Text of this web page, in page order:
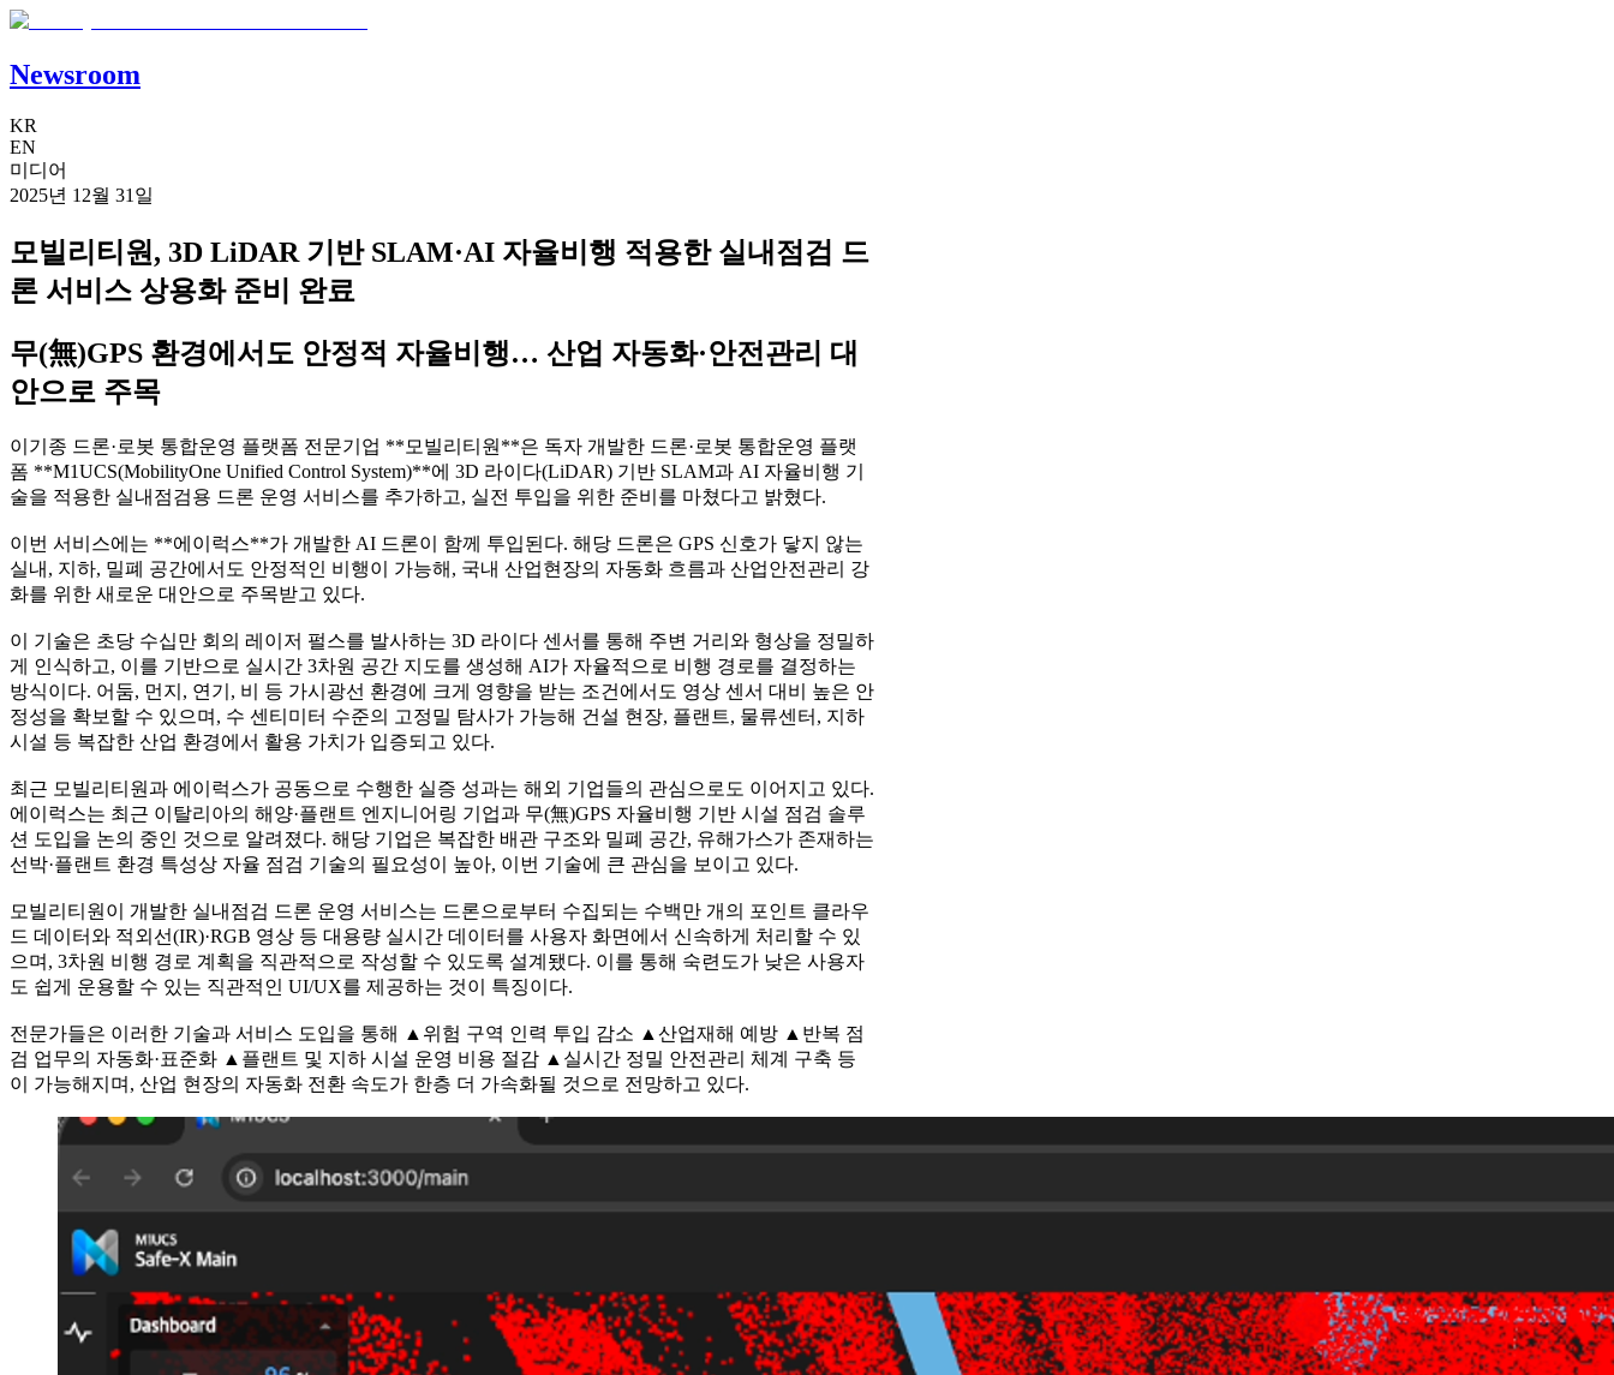
Newsroom
KR
EN
미디어
2025년 12월 31일
모빌리티원, 3D LiDAR 기반 SLAM·AI 자율비행 적용한 실내점검 드
론 서비스 상용화 준비 완료
무(無)GPS 환경에서도 안정적 자율비행… 산업 자동화·안전관리 대
안으로 주목
이기종 드론·로봇 통합운영 플랫폼 전문기업 **모빌리티원**은 독자 개발한 드론·로봇 통합운영 플랫
폼 **M1UCS(MobilityOne Unified Control System)**에 3D 라이다(LiDAR) 기반 SLAM과 AI 자율비행 기
술을 적용한 실내점검용 드론 운영 서비스를 추가하고, 실전 투입을 위한 준비를 마쳤다고 밝혔다.
이번 서비스에는 **에이럭스**가 개발한 AI 드론이 함께 투입된다. 해당 드론은 GPS 신호가 닿지 않는
실내, 지하, 밀폐 공간에서도 안정적인 비행이 가능해, 국내 산업현장의 자동화 흐름과 산업안전관리 강
화를 위한 새로운 대안으로 주목받고 있다.
이 기술은 초당 수십만 회의 레이저 펄스를 발사하는 3D 라이다 센서를 통해 주변 거리와 형상을 정밀하
게 인식하고, 이를 기반으로 실시간 3차원 공간 지도를 생성해 AI가 자율적으로 비행 경로를 결정하는
방식이다. 어둠, 먼지, 연기, 비 등 가시광선 환경에 크게 영향을 받는 조건에서도 영상 센서 대비 높은 안
정성을 확보할 수 있으며, 수 센티미터 수준의 고정밀 탐사가 가능해 건설 현장, 플랜트, 물류센터, 지하
시설 등 복잡한 산업 환경에서 활용 가치가 입증되고 있다.
최근 모빌리티원과 에이럭스가 공동으로 수행한 실증 성과는 해외 기업들의 관심으로도 이어지고 있다.
에이럭스는 최근 이탈리아의 해양·플랜트 엔지니어링 기업과 무(無)GPS 자율비행 기반 시설 점검 솔루
션 도입을 논의 중인 것으로 알려졌다. 해당 기업은 복잡한 배관 구조와 밀폐 공간, 유해가스가 존재하는
선박·플랜트 환경 특성상 자율 점검 기술의 필요성이 높아, 이번 기술에 큰 관심을 보이고 있다.
모빌리티원이 개발한 실내점검 드론 운영 서비스는 드론으로부터 수집되는 수백만 개의 포인트 클라우
드 데이터와 적외선(IR)·RGB 영상 등 대용량 실시간 데이터를 사용자 화면에서 신속하게 처리할 수 있
으며, 3차원 비행 경로 계획을 직관적으로 작성할 수 있도록 설계됐다. 이를 통해 숙련도가 낮은 사용자
도 쉽게 운용할 수 있는 직관적인 UI/UX를 제공하는 것이 특징이다.
전문가들은 이러한 기술과 서비스 도입을 통해 ▲위험 구역 인력 투입 감소 ▲산업재해 예방 ▲반복 점
검 업무의 자동화·표준화 ▲플랜트 및 지하 시설 운영 비용 절감 ▲실시간 정밀 안전관리 체계 구축 등
이 가능해지며, 산업 현장의 자동화 전환 속도가 한층 더 가속화될 것으로 전망하고 있다.